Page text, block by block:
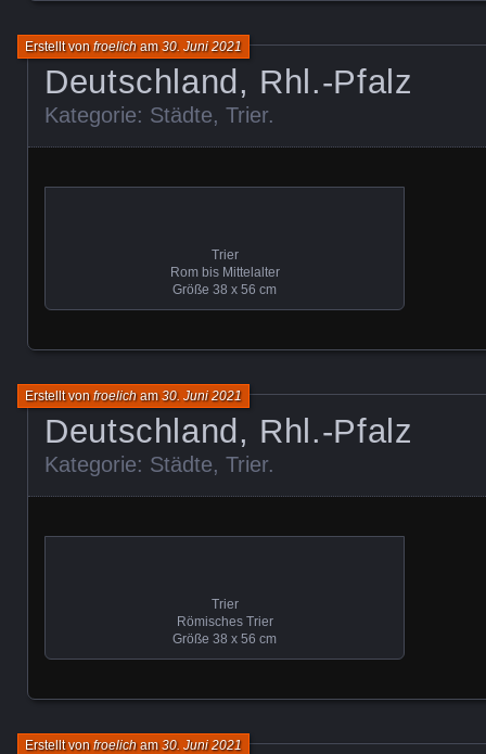
Deutschland, Rhl.-Pfalz
Erstellt vonfroelicham30. Juni 2021
Kategorie: Städte, Trier.
Trier
Rom bis Mittelalter
Größe 38 x 56 cm
Deutschland, Rhl.-Pfalz
Erstellt vonfroelicham30. Juni 2021
Kategorie: Städte, Trier.
Trier
Römisches Trier
Größe 38 x 56 cm
Erstellt vonfroelicham30. Juni 2021